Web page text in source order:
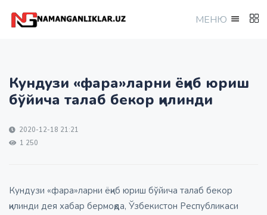
МEНЮ
Кундузи «фара»ларни ёқиб юриш
бўйича талаб бекор қилинди
2020-12-18 21:21
1 250
Кундузи «фара»ларни ёқиб юриш бўйича талаб бекор
қилинди дея хабар бермоқда, Ўзбекистон Республикаси